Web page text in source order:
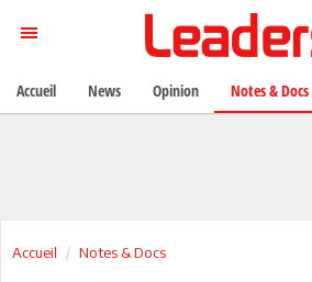
Accueil Notes & Docs
Accueil News Opinion Notes & Docs